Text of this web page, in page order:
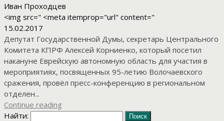
Иван Проходцев
<img src=" <meta itemprop="url" content="
15.02.2017
Депутат Государственной Думы, секретарь Центрального
Комитета КПРФ Алексей Корниенко, который посетил
накануне Еврейскую автономную область для участия в
мероприятиях, посвященных 95-летию Волочаевского
сражения, провёл пресс-конференцию в региональном
отделен...
Continue reading
Найти: